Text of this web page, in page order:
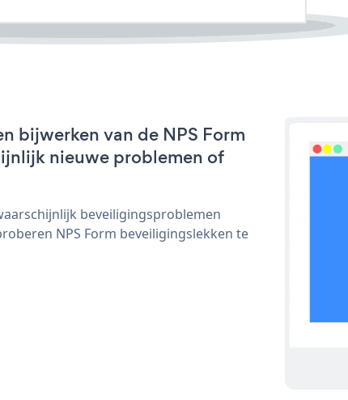
bijwerken van de NPS Form
nieuwe problemen of
beveiligingsproblemen
NPS Form beveiligingslekken te